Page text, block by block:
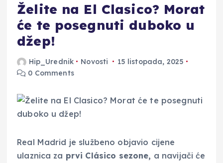
Želite na El Clasico? Morat
će te posegnuti duboko u
džep!
Hip_Urednik Novosti
15 listopada, 2025
0 Comments
Real Madrid je službeno objavio cijene
ulaznica za prvi Clásico sezone, a navijači će